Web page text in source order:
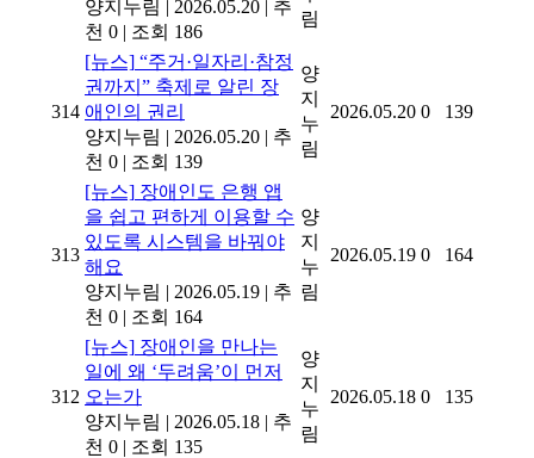
양지누림 | 2026.05.20 | 추
천 0 | 조회 186
림
314
[뉴스] “주거·일자리·참정
권까지” 축제로 알린 장
애인의 권리
양지누림 | 2026.05.20 | 추
천 0 | 조회 139
양
지
누
림
2026.05.20 0 139
313
[뉴스] 장애인도 은행 앱
을 쉽고 편하게 이용할 수
있도록 시스템을 바꿔야
해요
양지누림 | 2026.05.19 | 추
천 0 | 조회 164
양
지
누
림
2026.05.19 0 164
312
[뉴스] 장애인을 만나는
일에 왜 ‘두려움’이 먼저
오는가
양지누림 | 2026.05.18 | 추
천 0 | 조회 135
양
지
누
림
2026.05.18 0 135